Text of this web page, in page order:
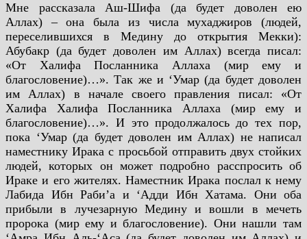
Мне рассказала Аш-Шифа (да будет доволен ею
Аллах) – она была из числа мухаджиров (людей,
переселившихся в Медину до открытия Мекки):
Абубакр (да будет доволен им Аллах) всегда писал:
«От Халифа Посланника Аллаха (мир ему и
благословение)…». Так же и ‘Умар (да будет доволен
им Аллах) в начале своего правления писал: «От
Халифа Халифа Посланника Аллаха (мир ему и
благословение)…». И это продолжалось до тех пор,
пока ‘Умар (да будет доволен им Аллах) не написал
наместнику Ирака с просьбой отправить двух стойких
людей, которых он может подробно расспросить об
Ираке и его жителях. Наместник Ирака послал к нему
Лабида Ибн Раби’а и ‘Адди Ибн Хатама. Они оба
прибыли в лучезарную Медину и вошли в мечеть
пророка (мир ему и благословение). Они нашли там